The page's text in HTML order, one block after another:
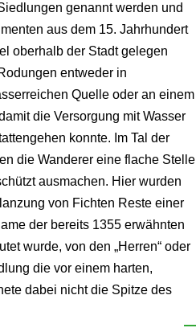
genannt werden und
aus dem 15. Jahrhundert
oberhalb der Stadt gelegen
entweder in
Quelle oder an einem
die Versorgung mit Wasser
konnte. Im Tal der
die Wanderer eine flache Stelle
ausmachen. Hier wurden
von Fichten Reste einer
der bereits 1355 erwähnten
wurde, von den „Herren“ oder
die vor einem harten,
dabei nicht die Spitze des